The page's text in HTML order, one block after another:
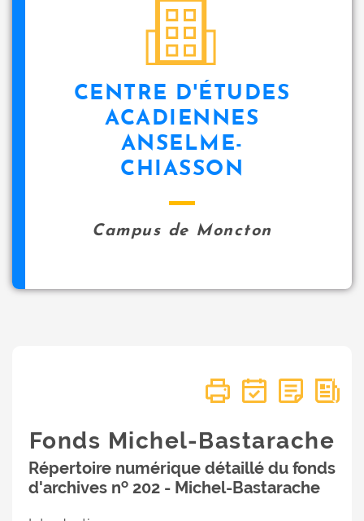
CENTRE D'ÉTUDES
ACADIENNES
ANSELME-
CHIASSON
Campus de Moncton
Fonds Michel-Bastarache
Répertoire numérique détaillé du fonds
d'archives no 202 - Michel-Bastarache